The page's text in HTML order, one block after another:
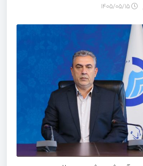
۱۴۰۵/۰۵/۱۵